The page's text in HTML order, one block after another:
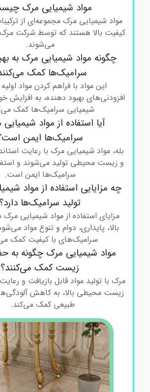
مواد شیمیایی مرک
مواد شیمیایی مرک مجموعه‌ای از ترکیبات
کیفیت بالا هستند که توسط شرکت مرک
می‌شوند.
چگونه مواد شیمیایی مرک به
سرامیک‌ها کمک می‌کنند؟
این مواد با فراهم کردن مواد اولیه
افزودنی‌های بهبود دهنده، به افزایش
شیمیایی سرامیک‌ها کمک
آیا استفاده از مواد شیمیایی
سرامیک‌ها ایمن است؟
بله، مواد شیمیایی مرک با رعایت
و زیست محیطی تولید می‌شوند و
سرامیک‌ها ایمن است.
چه مزایایی استفاده از مواد
تولید سرامیک‌ها دارد؟
مزایای استفاده از مواد شیمیایی مرک
بالا، پایداری، دوام و تنوع مواد می‌شود
سرامیک‌های با کیفیت کمک
مواد شیمیایی مرک چگونه به
زیست کمک می‌کنند؟
مرک با تولید مواد قابل بازیافت و رعایت
زیست محیطی بالا، به کاهش آلودگی‌ها
طبیعی کمک می‌کند.